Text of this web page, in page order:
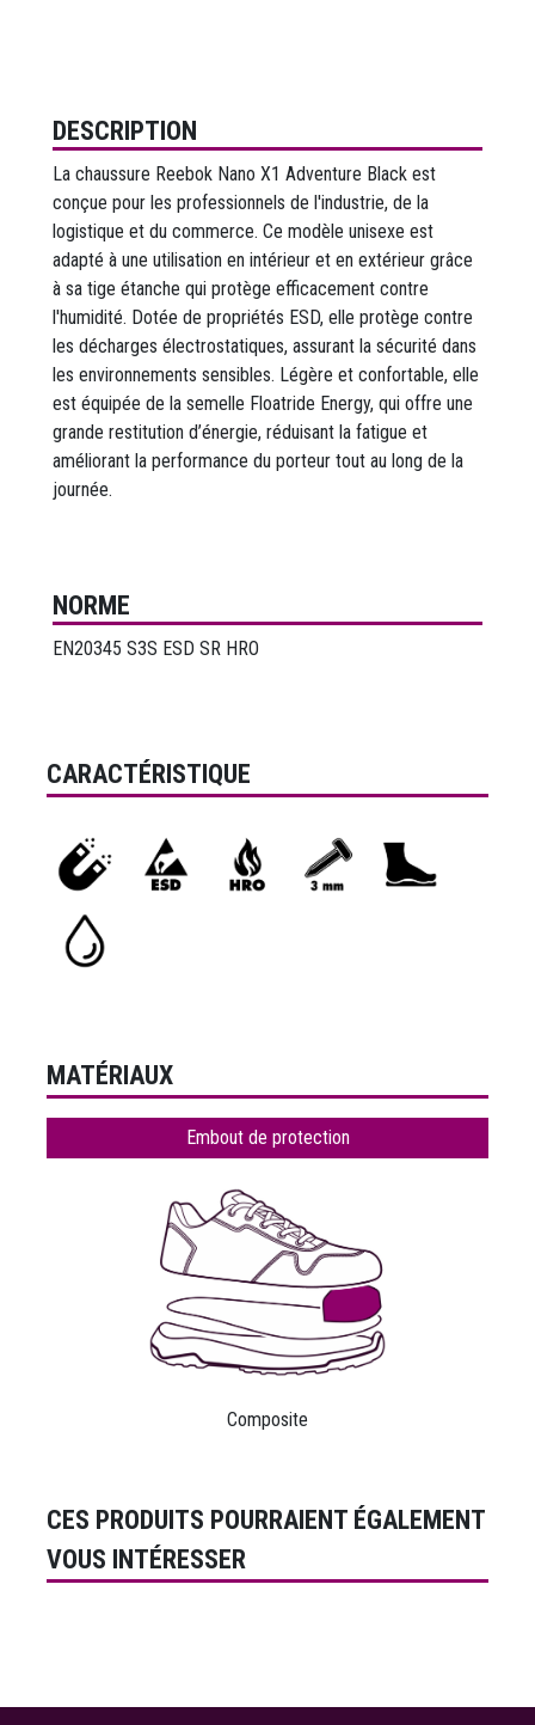
DESCRIPTION
La chaussure Reebok Nano X1 Adventure Black est
conçue pour les professionnels de l'industrie, de la
logistique et du commerce. Ce modèle unisexe est
adapté à une utilisation en intérieur et en extérieur grâce
à sa tige étanche qui protège efficacement contre
l'humidité. Dotée de propriétés ESD, elle protège contre
les décharges électrostatiques, assurant la sécurité dans
les environnements sensibles. Légère et confortable, elle
est équipée de la semelle Floatride Energy, qui offre une
grande restitution d’énergie, réduisant la fatigue et
améliorant la performance du porteur tout au long de la
journée.
NORME
EN20345 S3S ESD SR HRO
CARACTÉRISTIQUE
MATÉRIAUX
Embout de protection
Composite
CES PRODUITS POURRAIENT ÉGALEMENT
VOUS INTÉRESSER